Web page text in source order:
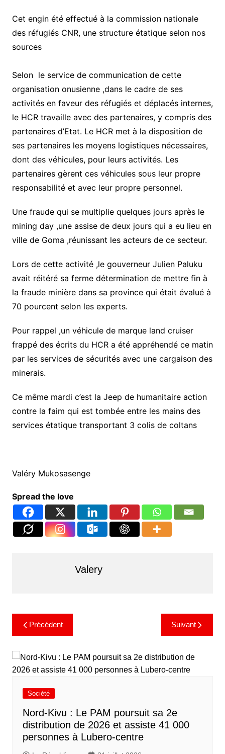
Cet engin été effectué à la commission nationale
des réfugiés CNR, une structure étatique selon nos
sources
Selon le service de communication de cette
organisation onusienne ,dans le cadre de ses
activités en faveur des réfugiés et déplacés internes,
le HCR travaille avec des partenaires, y compris des
partenaires d’Etat. Le HCR met à la disposition de
ses partenaires les moyens logistiques nécessaires,
dont des véhicules, pour leurs activités. Les
partenaires gèrent ces véhicules sous leur propre
responsabilité et avec leur propre personnel.
Une fraude qui se multiplie quelques jours après le
mining day ,une assise de deux jours qui a eu lieu en
ville de Goma ,réunissant les acteurs de ce secteur.
Lors de cette activité ,le gouverneur Julien Paluku
avait réitéré sa ferme détermination de mettre fin à
la fraude minière dans sa province qui était évalué à
70 pourcent selon les experts.
Pour rappel ,un véhicule de marque land cruiser
frappé des écrits du HCR a été appréhendé ce matin
par les services de sécurités avec une cargaison des
minerais.
Ce même mardi c’est la Jeep de humanitaire action
contre la faim qui est tombée entre les mains des
services étatique transportant 3 colis de coltans
Valéry Mukosasenge
Spread the love
Valery
Précédent Suivant
Société
Nord-Kivu : Le PAM poursuit sa 2e
distribution de 2026 et assiste 41 000
personnes à Lubero-centre